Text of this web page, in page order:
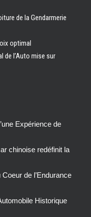
de la Gendarmerie
optimal
de l’Auto mise sur
Expérience de
chinoise redéfinit la
de l’Endurance
Historique